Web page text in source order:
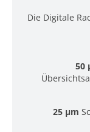
Die Digitale
50
25 µm